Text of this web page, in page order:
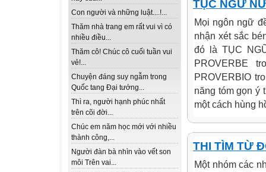
Con người và những luật....!...
Thăm nhà trang em rất vui vì có
nhiều điều...
Thăm cô! Chúc cô cuối tuần vui
vẻ!...
Chuyện đáng suy ngẫm trong
Quốc tang Đại tướng...
Thì ra, người hạnh phúc nhất
trên cõi đời...
Chúc em năm học mới với nhiều
thành công,...
Người đàn bà nhìn vào vết son
môi Trên vai...
TỤC NGỮ
Mọi ngôn ngữ
nhận xét sắc
đó là TỤC
PROVERBE
PROVERBIO
năng tóm gọn ý
một cách hùng
THI TÌM TỪ
Một nhóm các